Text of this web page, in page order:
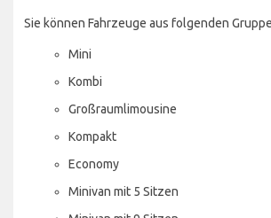
Sie können Fahrzeuge aus folgenden
Mini
Kombi
Großraumlimousine
Kompakt
Economy
Minivan mit 5 Sitzen